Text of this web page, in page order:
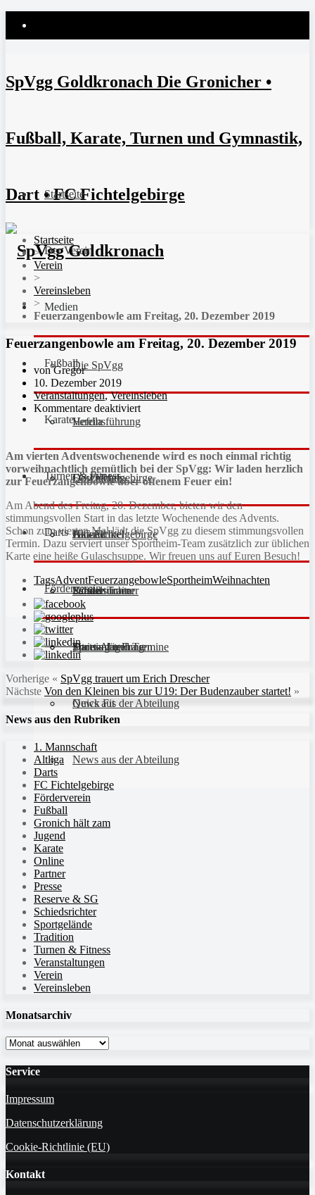
SpVgg Goldkronach Die Gronicher •
Fußball, Karate, Turnen und Gymnastik,
Dart • FC Fichtelgebirge
Startseite
Der Verein
Die SpVgg
Vereinsführung
Geschichte
Fan-Artikel
Partner
Sportanlagen
Medien
Hefdla
Downloads
Galerie
Fußball
FC Fichtelgebirge
JFG Fichtelgebirge
Schiedsrichter
Karate
Aktuell
Unsere Trainer
Training und Termine
Turnen & Fitness
Kinderturnen
Fitness für Frauen
Quick Fit
News aus der Abteilung
Darts
Darts-Abteilung
News aus der Abteilung
Förderverein
Startseite
>
Verein
>
Vereinsleben
>
Feuerzangenbowle am Freitag, 20. Dezember 2019
Feuerzangenbowle am Freitag, 20. Dezember 2019
von Gregor
10. Dezember 2019
Veranstaltungen,Vereinsleben
Kommentare deaktiviert
Am vierten Adventswochenende wird es noch einmal richtig
vorweihnachtlich gemütlich bei der SpVgg: Wir laden herzlich
zur Feuerzangenbowle über offenem Feuer ein!
Am Abend des Freitag, 20. Dezember, bieten wir den
stimmungsvollen Start in das letzte Wochenende des Advents.
Schon zum vierten Mal lädt die SpVgg zu diesem stimmungsvollen
Termin. Dazu serviert unser Sportheim-Team zusätzlich zur üblichen
Karte eine heiße Gulaschsuppe. Wir freuen uns auf Euren Besuch!
TagsAdventFeuerzangebowleSportheimWeihnachten
Vorherige « SpVgg trauert um Erich Drescher
Nächste Von den Kleinen bis zur U19: Der Budenzauber startet! »
News aus den Rubriken
1. Mannschaft
Altliga
Darts
FC Fichtelgebirge
Förderverein
Fußball
Gronich hält zam
Jugend
Karate
Online
Partner
Presse
Reserve & SG
Schiedsrichter
Sportgelände
Tradition
Turnen & Fitness
Veranstaltungen
Verein
Vereinsleben
Monatsarchiv
Monatsarchiv
Service
Impressum
Datenschutzerklärung
Cookie-Richtlinie (EU)
Kontakt